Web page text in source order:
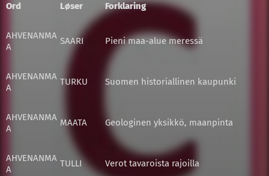
Ord Løser Forklaring
AHVENANMA
A
SAARI Pieni maa-alue meressä
AHVENANMA
A
TURKU Suomen historiallinen kaupunki
AHVENANMA
A
MAATA Geologinen yksikkö, maanpinta
AHVENANMA
A
TULLI Verot tavaroista rajoilla